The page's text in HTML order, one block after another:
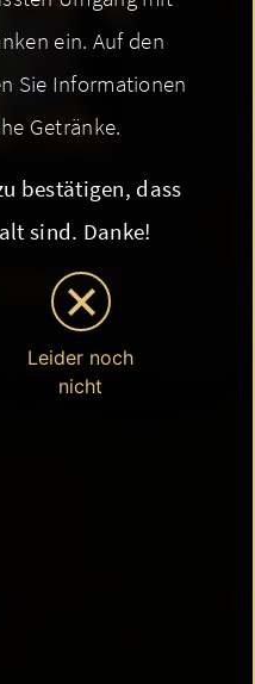
ein. Auf den
Sie Informationen
Getränke.
bestätigen, dass
sind. Danke!
Leider noch
nicht